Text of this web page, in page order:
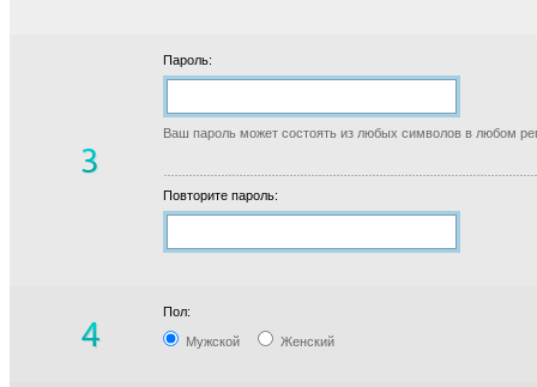
Пароль:
Ваш пароль может состоять из любых символов в любом
Повторите пароль:
Пол:
Мужской Женский